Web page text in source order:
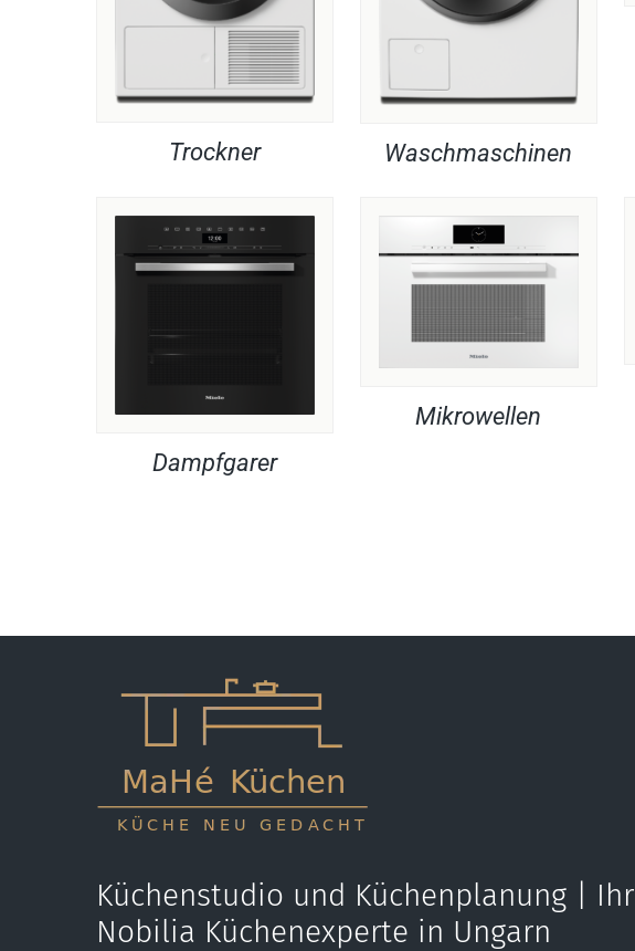
Trockner Waschmaschinen
Dampfgarer
Mikrowellen
Küchenstudio und Küchenplanung | Ihr
Nobilia Küchenexperte in Ungarn